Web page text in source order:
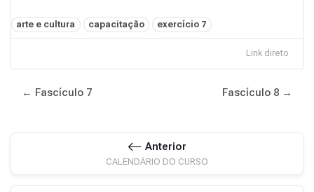
Tags:
arte e cultura capacitação exercício 7
Link direto
← Fascículo 7 Fascículo 8 →
Anterior
CALENDÁRIO DO CURSO